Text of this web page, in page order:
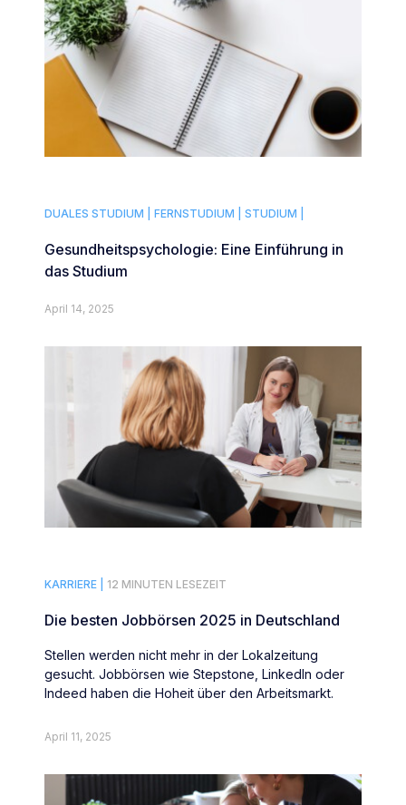
DUALES STUDIUM | FERNSTUDIUM | STUDIUM |
Gesundheitspsychologie: Eine Einführung in
das Studium
April 14, 2025
KARRIERE | 12 MINUTEN LESEZEIT
Die besten Jobbörsen 2025 in Deutschland
Stellen werden nicht mehr in der Lokalzeitung
gesucht. Jobbörsen wie Stepstone, LinkedIn oder
Indeed haben die Hoheit über den Arbeitsmarkt.
April 11, 2025